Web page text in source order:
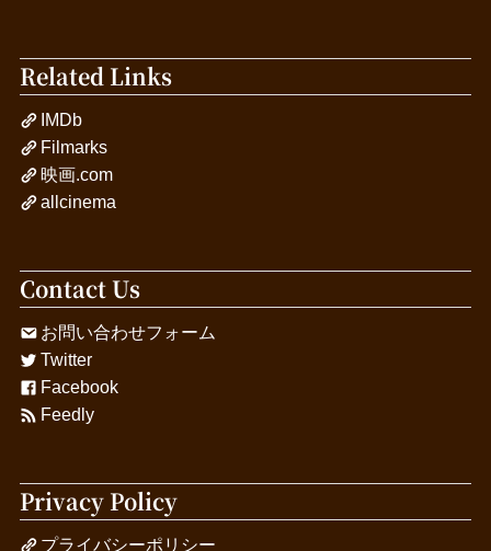
Related Links
IMDb
Filmarks
映画.com
allcinema
Contact Us
お問い合わせフォーム
Twitter
Facebook
Feedly
Privacy Policy
プライバシーポリシー